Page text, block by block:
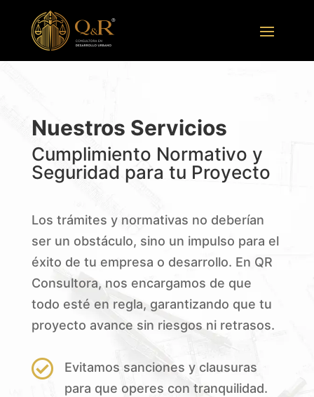
Nuestros Servicios
Cumplimiento Normativo y
Seguridad para tu Proyecto
Los trámites y normativas no deberían
ser un obstáculo, sino un impulso para el
éxito de tu empresa o desarrollo. En QR
Consultora, nos encargamos de que
todo esté en regla, garantizando que tu
proyecto avance sin riesgos ni retrasos.

Evitamos sanciones y clausuras
para que operes con tranquilidad.